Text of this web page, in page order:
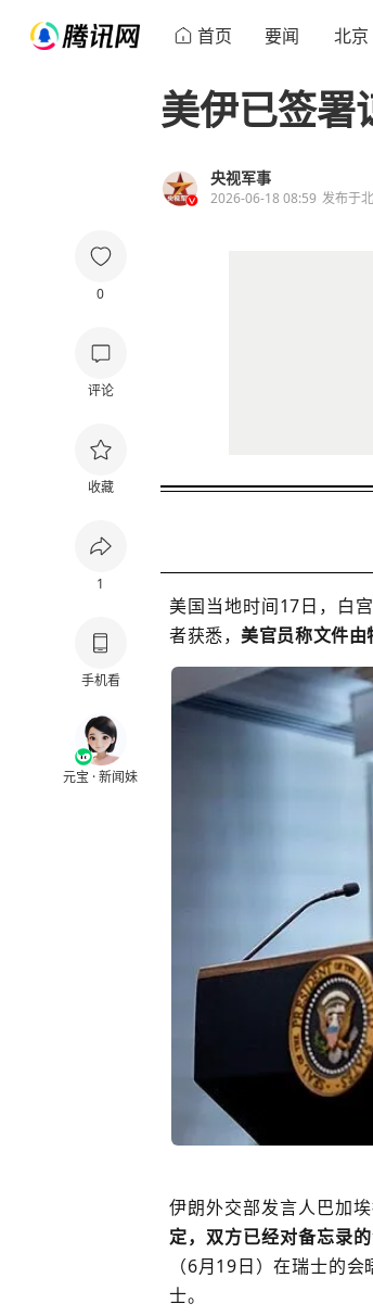
首页 要闻 北京
0
评论
收藏
1
手机看
元宝 · 新闻妹
美伊已签署
央视军事
2026-06-18 08:59 发布于
美国当地时间17日，白
者获悉，美官员称文件由
伊朗外交部发言人巴加
定，双方已经对备忘录
（6月19日）在瑞士的
士。